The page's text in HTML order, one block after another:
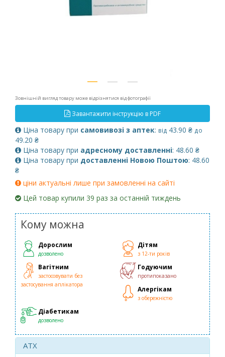
Зовнішній вигляд товару може відрізнятися від фотографії
Завантажити інструкцію в PDF
Ціна товару при самовивозі з аптек: від 43.90 ₴ до
49.20 ₴
Ціна товару при адресному доставленні: 48.60 ₴
Ціна товару при доставленні Новою Поштою: 48.60
₴
ціни актуальні лише при замовленні на сайті
Цей товар купили 39 раз за останній тиждень
Кому можна
Дорослим
дозволено
Дітям
з 12-ти років
Вагітним
застосовувати без
застосування аплікатора
Годуючим
протипоказано
Алергікам
з обережністю
Діабетикам
дозволено
ATX